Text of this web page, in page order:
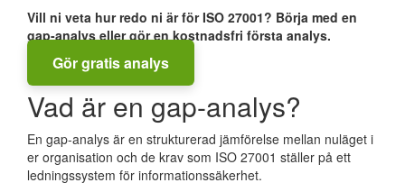
Vill ni veta hur redo ni är för ISO 27001? Börja med en
gap-analys eller gör en kostnadsfri första analys.
Gör gratis analys
Vad är en gap-analys?
En gap-analys är en strukturerad jämförelse mellan nuläget i
er organisation och de krav som ISO 27001 ställer på ett
ledningssystem för informationssäkerhet.